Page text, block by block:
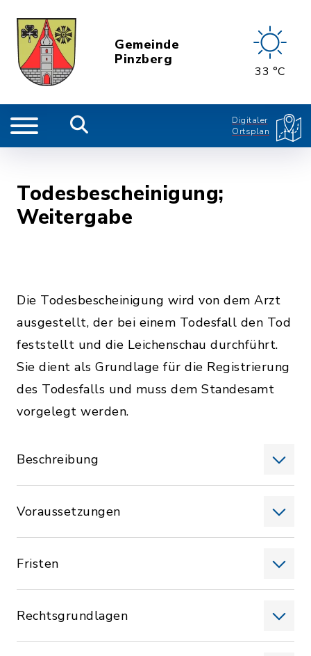
Gemeinde
Pinzberg
33 °C
Digitaler
Ortsplan
Todesbescheinigung;
Weitergabe
Die Todesbescheinigung wird von dem Arzt
ausgestellt, der bei einem Todesfall den Tod
feststellt und die Leichenschau durchführt.
Sie dient als Grundlage für die Registrierung
des Todesfalls und muss dem Standesamt
vorgelegt werden.
Beschreibung
Voraussetzungen
Fristen
Rechtsgrundlagen